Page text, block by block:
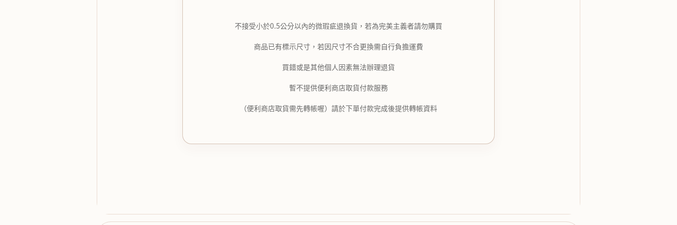
不接受小於0.5公分以內的微瑕疵退換貨，若為完美主義者請勿購買
商品已有標示尺寸，若因尺寸不合更換需自行負擔運費
買錯或是其他個人因素無法辦理退貨
暫不提供便利商店取貨付款服務
（便利商店取貨需先轉帳喔）請於下單付款完成後提供轉帳資料